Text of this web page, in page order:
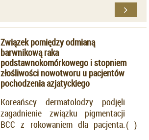
nabłonkowej, głównie płucnej.
Jednak brakuje obecnie badań,
które oceniałyby to ryzyko u
chorych z odmianą ograniczoną.
Związek pomiędzy odmianą
barwnikową raka
podstawnokomórkowego i stopniem
złośliwości nowotworu u pacjentów
pochodzenia azjatyckiego
Koreańscy dermatolodzy podjęli
zagadnienie związku pigmentacji
BCC z rokowaniem dla pacjenta.